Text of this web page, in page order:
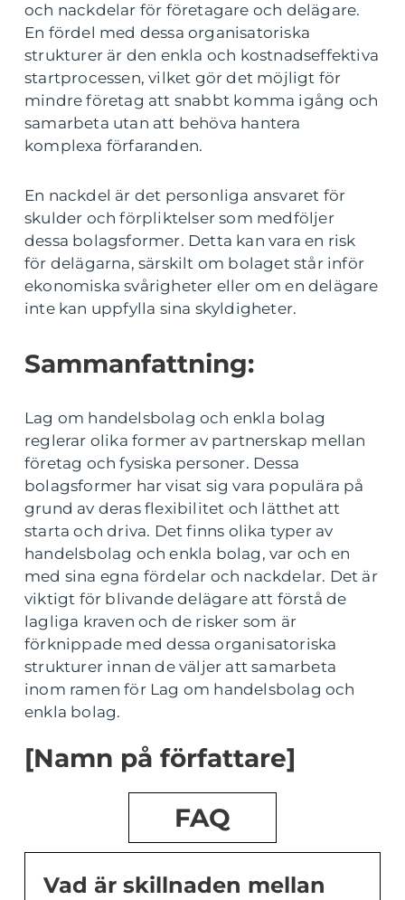
och nackdelar för företagare och delägare.
En fördel med dessa organisatoriska
strukturer är den enkla och kostnadseffektiva
startprocessen, vilket gör det möjligt för
mindre företag att snabbt komma igång och
samarbeta utan att behöva hantera
komplexa förfaranden.
En nackdel är det personliga ansvaret för
skulder och förpliktelser som medföljer
dessa bolagsformer. Detta kan vara en risk
för delägarna, särskilt om bolaget står inför
ekonomiska svårigheter eller om en delägare
inte kan uppfylla sina skyldigheter.
Sammanfattning:
Lag om handelsbolag och enkla bolag
reglerar olika former av partnerskap mellan
företag och fysiska personer. Dessa
bolagsformer har visat sig vara populära på
grund av deras flexibilitet och lätthet att
starta och driva. Det finns olika typer av
handelsbolag och enkla bolag, var och en
med sina egna fördelar och nackdelar. Det är
viktigt för blivande delägare att förstå de
lagliga kraven och de risker som är
förknippade med dessa organisatoriska
strukturer innan de väljer att samarbeta
inom ramen för Lag om handelsbolag och
enkla bolag.
[Namn på författare]
FAQ
Vad är skillnaden mellan